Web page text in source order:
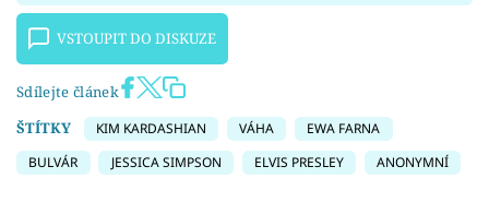
VSTOUPIT DO DISKUZE
Sdílejte článek
ŠTÍTKY
KIM KARDASHIAN VÁHA
EWA FARNA
BULVÁR
JESSICA SIMPSON ELVIS PRESLEY ANONYMNÍ